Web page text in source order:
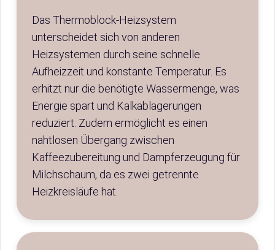
Das Thermoblock-Heizsystem
unterscheidet sich von anderen
Heizsystemen durch seine schnelle
Aufheizzeit und konstante Temperatur. Es
erhitzt nur die benötigte Wassermenge, was
Energie spart und Kalkablagerungen
reduziert. Zudem ermöglicht es einen
nahtlosen Übergang zwischen
Kaffeezubereitung und Dampferzeugung für
Milchschaum, da es zwei getrennte
Heizkreisläufe hat.